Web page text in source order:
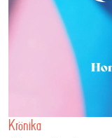
Krönika